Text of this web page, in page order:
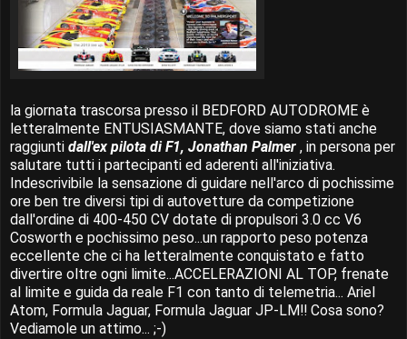
la giornata trascorsa presso il BEDFORD AUTODROME è
letteralmente ENTUSIASMANTE, dove siamo stati anche
raggiunti dall'ex pilota di F1, Jonathan Palmer , in persona per
salutare tutti i partecipanti ed aderenti all'iniziativa.
Indescrivibile la sensazione di guidare nell'arco di pochissime
ore ben tre diversi tipi di autovetture da competizione
dall'ordine di 400-450 CV dotate di propulsori 3.0 cc V6
Cosworth e pochissimo peso...un rapporto peso potenza
eccellente che ci ha letteralmente conquistato e fatto
divertire oltre ogni limite...ACCELERAZIONI AL TOP, frenate
al limite e guida da reale F1 con tanto di telemetria... Ariel
Atom, Formula Jaguar, Formula Jaguar JP-LM!! Cosa sono?
Vediamole un attimo... ;-)